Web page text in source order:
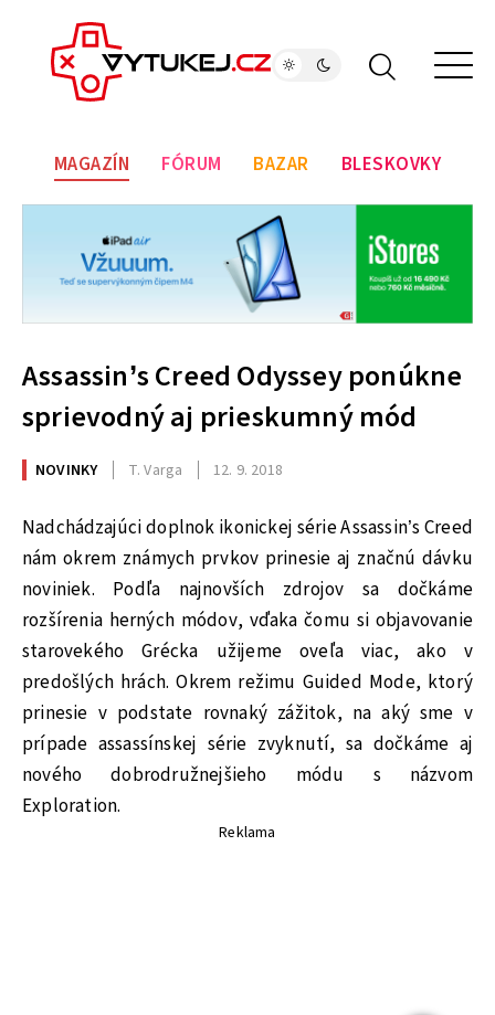
MAGAZÍN FÓRUM BAZAR BLESKOVKY
Assassin’s Creed Odyssey ponúkne
sprievodný aj prieskumný mód
NOVINKY T. Varga 12. 9. 2018
Nadchádzajúci doplnok ikonickej série Assassin’s Creed
nám okrem známych prvkov prinesie aj značnú dávku
noviniek. Podľa najnovších zdrojov sa dočkáme
rozšírenia herných módov, vďaka čomu si objavovanie
starovekého Grécka užijeme oveľa viac, ako v
predošlých hrách. Okrem režimu Guided Mode, ktorý
prinesie v podstate rovnaký zážitok, na aký sme v
prípade assassínskej série zvyknutí, sa dočkáme aj
nového dobrodružnejšieho módu s názvom
Exploration.
Reklama